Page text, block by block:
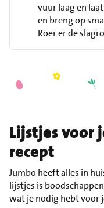
vuur laag en
en breng op
Roer er de
Lijstjes voor
recept
Jumbo heeft alles in
lijstjes is
wat je nodig hebt voor